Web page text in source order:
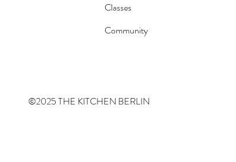
Classes
Community
©2025 THE KITCHEN BERLIN